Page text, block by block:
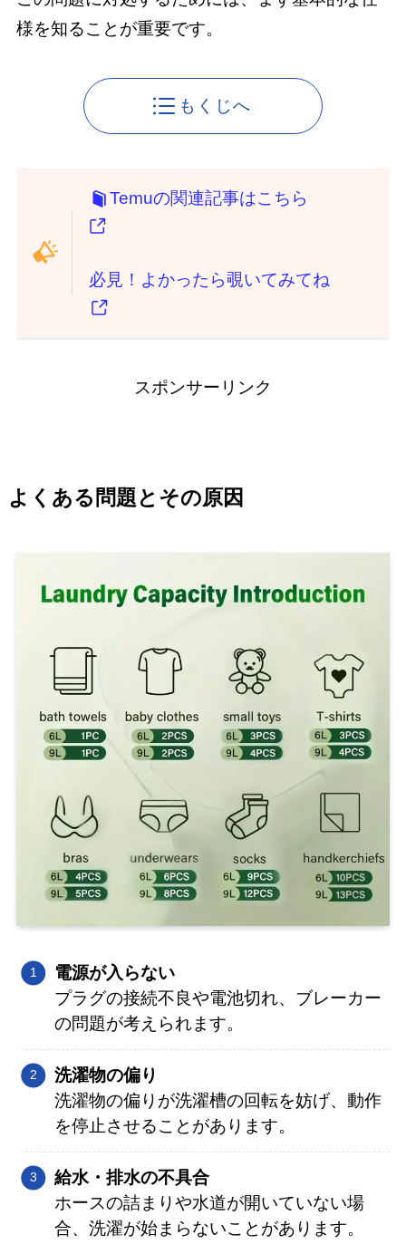
様を知ることが重要です。
もくじへ
Temuの関連記事はこちら
必見！よかったら覗いてみてね
スポンサーリンク
よくある問題とその原因
電源が入らない
プラグの接続不良や電池切れ、ブレーカー
の問題が考えられます。
洗濯物の偏り
洗濯物の偏りが洗濯槽の回転を妨げ、動作
を停止させることがあります。
給水・排水の不具合
ホースの詰まりや水道が開いていない場
合、洗濯が始まらないことがあります。